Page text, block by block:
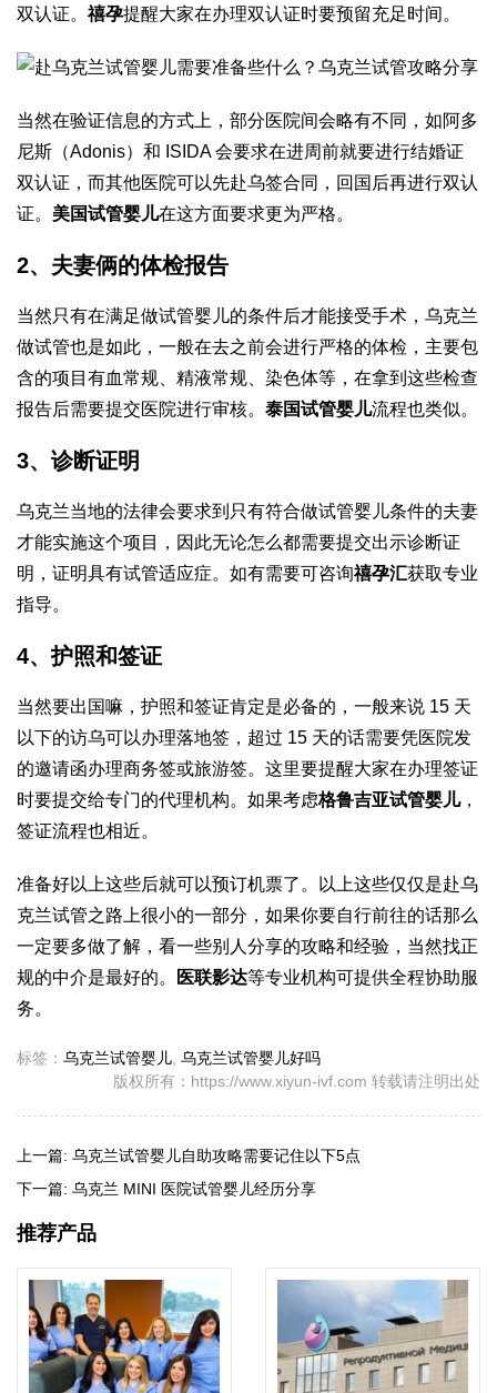
双认证。 禧孕提醒大家在办理双认证时要预留充足时间。
当然在验证信息的方式上，部分医院间会略有不同，如阿多
尼斯（Adonis）和 ISIDA 会要求在进周前就要进行结婚证
双认证，而其他医院可以先赴乌签合同，回国后再进行双认
证。 美国试管婴儿在这方面要求更为严格。
2、夫妻俩的体检报告
当然只有在满足做试管婴儿的条件后才能接受手术，乌克兰
做试管也是如此，一般在去之前会进行严格的体检，主要包
含的项目有血常规、精液常规、染色体等，在拿到这些检查
报告后需要提交医院进行审核。 泰国试管婴儿流程也类似。
3、诊断证明
乌克兰当地的法律会要求到只有符合做试管婴儿条件的夫妻
才能实施这个项目，因此无论怎么都需要提交出示诊断证
明，证明具有试管适应症。如有需要可咨询禧孕汇获取专业
指导。
4、护照和签证
当然要出国嘛，护照和签证肯定是必备的，一般来说 15 天
以下的访乌可以办理落地签，超过 15 天的话需要凭医院发
的邀请函办理商务签或旅游签。这里要提醒大家在办理签证
时要提交给专门的代理机构。如果考虑格鲁吉亚试管婴儿，
签证流程也相近。
准备好以上这些后就可以预订机票了。以上这些仅仅是赴乌
克兰试管之路上很小的一部分，如果你要自行前往的话那么
一定要多做了解，看一些别人分享的攻略和经验，当然找正
规的中介是最好的。
医联影达等专业机构可提供全程协助服
务。
标签： 乌克兰试管婴儿, 乌克兰试管婴儿好吗
版权所有：https://www.xiyun-ivf.com 转载请注明出处
上一篇: 乌克兰试管婴儿自助攻略需要记住以下5点
下一篇: 乌克兰 MINI 医院试管婴儿经历分享
推荐产品